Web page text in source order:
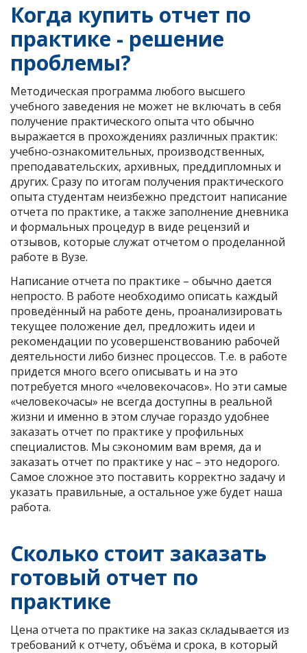
Когда купить отчет по
практике - решение
проблемы?
Методическая программа любого высшего
учебного заведения не может не включать в себя
получение практического опыта что обычно
выражается в прохождениях различных практик:
учебно-ознакомительных, производственных,
преподавательских, архивных, преддипломных и
других. Сразу по итогам получения практического
опыта студентам неизбежно предстоит написание
отчета по практике, а также заполнение дневника
и формальных процедур в виде рецензий и
отзывов, которые служат отчетом о проделанной
работе в Вузе.
Написание отчета по практике – обычно дается
непросто. В работе необходимо описать каждый
проведённый на работе день, проанализировать
текущее положение дел, предложить идеи и
рекомендации по усовершенствованию рабочей
деятельности либо бизнес процессов. Т.е. в работе
придется много всего описывать и на это
потребуется много «человекочасов». Но эти самые
«человекочасы» не всегда доступны в реальной
жизни и именно в этом случае гораздо удобнее
заказать отчет по практике у профильных
специалистов. Мы сэкономим вам время, да и
заказать отчет по практике у нас – это недорого.
Самое сложное это поставить корректно задачу и
указать правильные, а остальное уже будет наша
работа.
Сколько стоит заказать
готовый отчет по
практике
Цена отчета по практике на заказ складывается из
требований к отчету, объёма и срока, в который